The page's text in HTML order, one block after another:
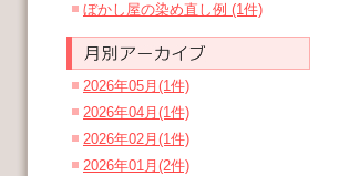
ぼかし屋の染め直し例 (1件)
2026年05月(1件)
2026年04月(1件)
2026年02月(1件)
2026年01月(2件)